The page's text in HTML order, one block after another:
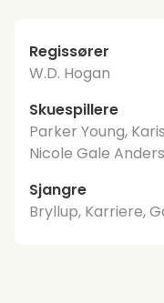
Regissører
W.D. Hogan
Skuespillere
Parker Young,
Nicole Gale
Sjangre
Bryllup, Karriere,